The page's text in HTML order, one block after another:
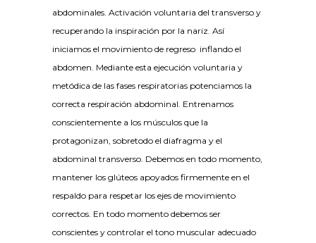
abdominales. Activación voluntaria del transverso y
recuperando la inspiración por la nariz. Así
iniciamos el movimiento de regreso inflando el
abdomen. Mediante esta ejecución voluntaria y
metódica de las fases respiratorias potenciamos la
correcta respiración abdominal. Entrenamos
conscientemente a los músculos que la
protagonizan, sobretodo el diafragma y el
abdominal transverso. Debemos en todo momento,
mantener los glúteos apoyados firmemente en el
respaldo para respetar los ejes de movimiento
correctos. En todo momento debemos ser
conscientes y controlar el tono muscular adecuado